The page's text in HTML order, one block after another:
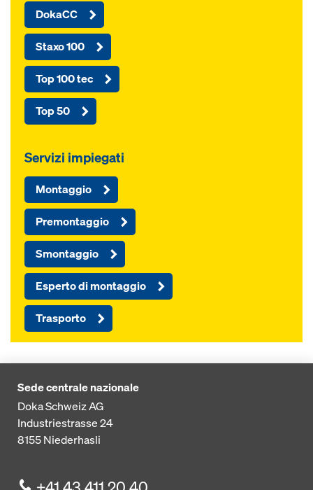
DokaCC
Staxo 100
Top 100 tec
Top 50
Servizi impiegati
Montaggio
Premontaggio
Smontaggio
Esperto di montaggio
Trasporto
Sede centrale nazionale
Doka Schweiz AG
Industriestrasse 24
8155Niederhasli